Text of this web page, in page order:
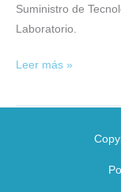
Suministro de
Laboratorio.
Leer más »